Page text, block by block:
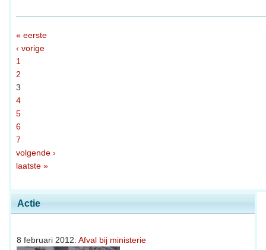
Actie
8 februari 2012: Afval bij ministerie
« eerste
‹ vorige
1
2
3
4
5
6
7
volgende ›
laatste »